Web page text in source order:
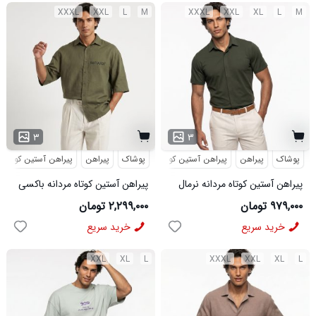
M
L
XXL
XXXL
۳
پوشاک پیراهن پیراهن آستین کوتاه
پیراهن آستین کوتاه مردانه باکسی
طرحدار لینن سبز مدل 50971
۲,۲۹۹,۰۰۰ تومان
خرید سریع
M
L
XL
XXL
XXXL
۳
پوشاک پیراهن پیراهن آستین کوتاه
پیراهن آستین کوتاه مردانه نرمال
ساده ویسکوز سبز مدل 50977
۹۷۹,۰۰۰ تومان
خرید سریع
L
XL
XXL L
XL
XXL
XXXL